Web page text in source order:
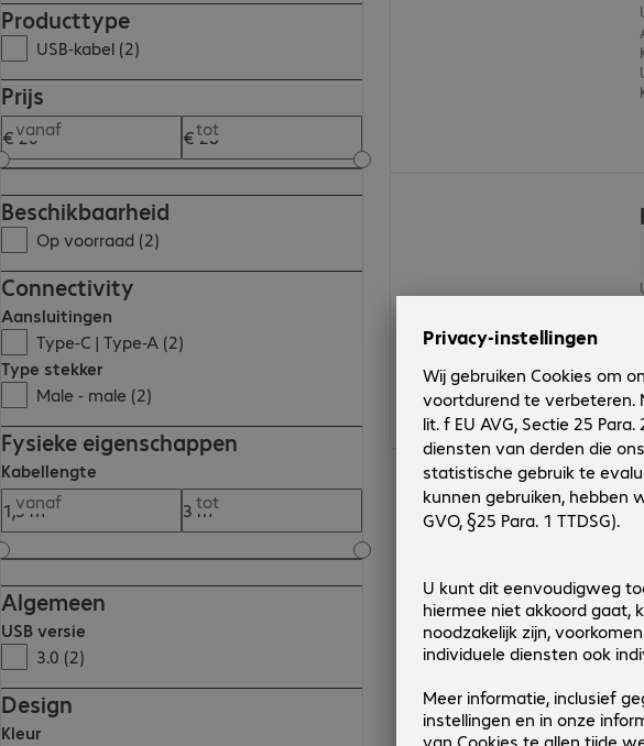
Producttype
USB-kabel (2)
Prijs
vanaf tot
Beschikbaarheid
Op voorraad (2)
Connectivity
Aansluitingen
Type-C | Type-A (2)
Type stekker
Male - male (2)
Fysieke eigenschappen
Kabellengte
vanaf
tot
Algemeen
USB versie
3.0 (2)
Design
Kleur